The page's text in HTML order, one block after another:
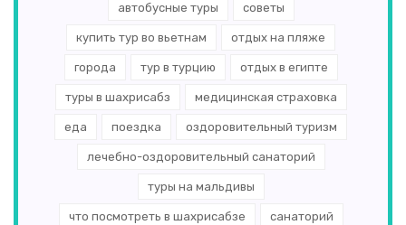
автобусные туры советы
купить тур во вьетнам отдых на пляже
города тур в турцию отдых в египте
туры в шахрисабз медицинская страховка
еда поездка оздоровительный туризм
лечебно-оздоровительный санаторий
туры на мальдивы
что посмотреть в шахрисабзе санаторий